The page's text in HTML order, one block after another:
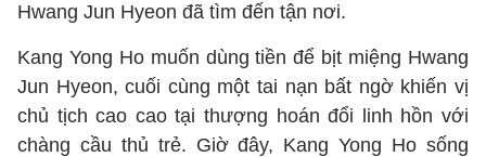
Hwang Jun Hyeon đã tìm đến tận nơi.
Kang Yong Ho muốn dùng tiền để bịt miệng Hwang
Jun Hyeon, cuối cùng một tai nạn bất ngờ khiến vị
chủ tịch cao cao tại thượng hoán đổi linh hồn với
chàng cầu thủ trẻ. Giờ đây, Kang Yong Ho sống